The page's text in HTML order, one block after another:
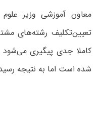
معاون آموزشی وزیر
تعیین‌تکلیف رشته‌های
کاملا جدی پیگیری می‌شود
شده است اما به نتیجه